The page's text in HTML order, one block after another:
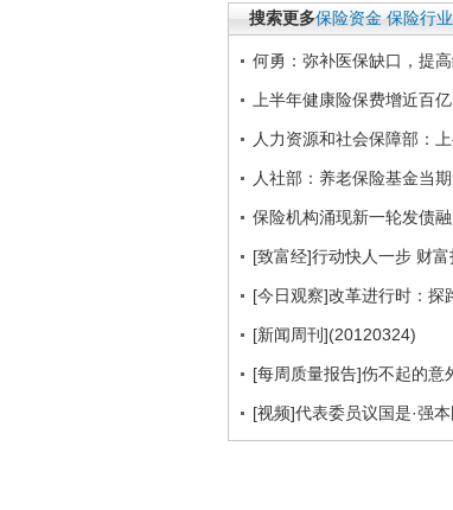
搜索更多保险资金 保险行业
何勇：弥补医保缺口，提
上半年健康险保费增近百
人力资源和社会保障部：
人社部：养老保险基金当
保险机构涌现新一轮发债
[致富经]行动快人一步 财
[今日观察]改革进行时：
[新闻周刊](20120324)
[每周质量报告]伤不起的意
[视频]代表委员议国是·强